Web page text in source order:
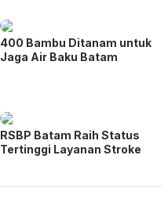
400 Bambu Ditanam untuk
Jaga Air Baku Batam
RSBP Batam Raih Status
Tertinggi Layanan Stroke